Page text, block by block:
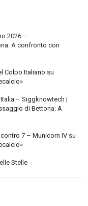
2026 –
A confronto con
Colpo Italiano su
– Siggknowtech |
di Bettona: A
7 – Municorn IV su
Stelle